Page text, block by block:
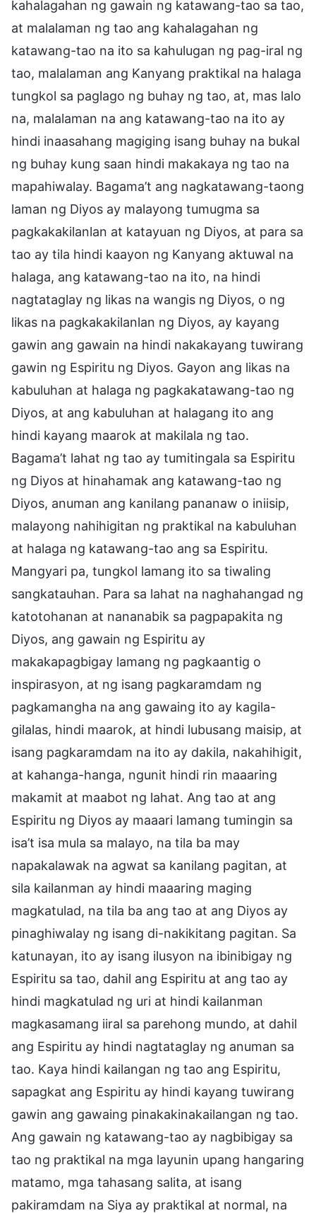
kahalagahan ng gawain ng katawang-tao sa tao,
at malalaman ng tao ang kahalagahan ng
katawang-tao na ito sa kahulugan ng pag-iral ng
tao, malalaman ang Kanyang praktikal na halaga
tungkol sa paglago ng buhay ng tao, at, mas lalo
na, malalaman na ang katawang-tao na ito ay
hindi inaasahang magiging isang buhay na bukal
ng buhay kung saan hindi makakaya ng tao na
mapahiwalay. Bagama’t ang nagkatawang-taong
laman ng Diyos ay malayong tumugma sa
pagkakakilanlan at katayuan ng Diyos, at para sa
tao ay tila hindi kaayon ng Kanyang aktuwal na
halaga, ang katawang-tao na ito, na hindi
nagtataglay ng likas na wangis ng Diyos, o ng
likas na pagkakakilanlan ng Diyos, ay kayang
gawin ang gawain na hindi nakakayang tuwirang
gawin ng Espiritu ng Diyos. Gayon ang likas na
kabuluhan at halaga ng pagkakatawang-tao ng
Diyos, at ang kabuluhan at halagang ito ang
hindi kayang maarok at makilala ng tao.
Bagama’t lahat ng tao ay tumitingala sa Espiritu
ng Diyos at hinahamak ang katawang-tao ng
Diyos, anuman ang kanilang pananaw o iniisip,
malayong nahihigitan ng praktikal na kabuluhan
at halaga ng katawang-tao ang sa Espiritu.
Mangyari pa, tungkol lamang ito sa tiwaling
sangkatauhan. Para sa lahat na naghahangad ng
katotohanan at nananabik sa pagpapakita ng
Diyos, ang gawain ng Espiritu ay
makakapagbigay lamang ng pagkaantig o
inspirasyon, at ng isang pagkaramdam ng
pagkamangha na ang gawaing ito ay kagila-
gilalas, hindi maarok, at hindi lubusang maisip, at
isang pagkaramdam na ito ay dakila, nakahihigit,
at kahanga-hanga, ngunit hindi rin maaaring
makamit at maabot ng lahat. Ang tao at ang
Espiritu ng Diyos ay maaari lamang tumingin sa
isa’t isa mula sa malayo, na tila ba may
napakalawak na agwat sa kanilang pagitan, at
sila kailanman ay hindi maaaring maging
magkatulad, na tila ba ang tao at ang Diyos ay
pinaghiwalay ng isang di-nakikitang pagitan. Sa
katunayan, ito ay isang ilusyon na ibinibigay ng
Espiritu sa tao, dahil ang Espiritu at ang tao ay
hindi magkatulad ng uri at hindi kailanman
magkasamang iiral sa parehong mundo, at dahil
ang Espiritu ay hindi nagtataglay ng anuman sa
tao. Kaya hindi kailangan ng tao ang Espiritu,
sapagkat ang Espiritu ay hindi kayang tuwirang
gawin ang gawaing pinakakinakailangan ng tao.
Ang gawain ng katawang-tao ay nagbibigay sa
tao ng praktikal na mga layunin upang hangaring
matamo, mga tahasang salita, at isang
pakiramdam na Siya ay praktikal at normal, na